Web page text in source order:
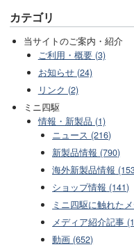
カテゴリ
当サイトのご案内・紹介
ご利用・概要 (3)
お知らせ (24)
リンク (2)
ミニ四駆
情報・新製品 (1)
ニュース (216)
新製品情報 (790)
海外新製品情報
ショップ情報 (141)
ミニ四駆に触れた
メディア紹介記事
動画 (652)